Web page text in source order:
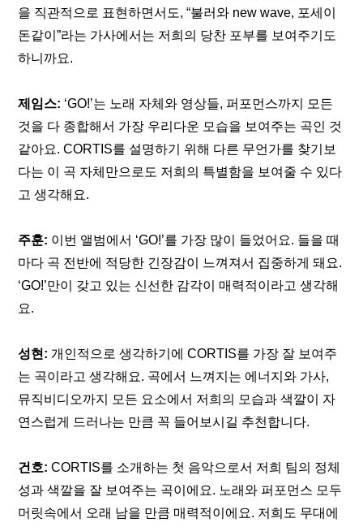
을 직관적으로 표현하면서도, “불러와 new wave, 포세이
돈같이”라는 가사에서는 저희의 당찬 포부를 보여주기도
하니까요.
제임스: ‘GO!’는 노래 자체와 영상들, 퍼포먼스까지 모든
것을 다 종합해서 가장 우리다운 모습을 보여주는 곡인 것
같아요. CORTIS를 설명하기 위해 다른 무언가를 찾기보
다는 이 곡 자체만으로도 저희의 특별함을 보여줄 수 있다
고 생각해요.
주훈: 이번 앨범에서 ‘GO!’를 가장 많이 들었어요. 들을 때
마다 곡 전반에 적당한 긴장감이 느껴져서 집중하게 돼요.
‘GO!’만이 갖고 있는 신선한 감각이 매력적이라고 생각해
요.
성현: 개인적으로 생각하기에 CORTIS를 가장 잘 보여주
는 곡이라고 생각해요. 곡에서 느껴지는 에너지와 가사,
뮤직비디오까지 모든 요소에서 저희의 모습과 색깔이 자
연스럽게 드러나는 만큼 꼭 들어보시길 추천합니다.
건호: CORTIS를 소개하는 첫 음악으로서 저희 팀의 정체
성과 색깔을 잘 보여주는 곡이에요. 노래와 퍼포먼스 모두
머릿속에서 오래 남을 만큼 매력적이에요. 저희도 무대에